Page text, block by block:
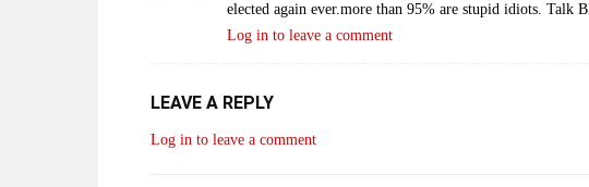
elected again ever.more than 95% are stupid idiots. Talk
Log in to leave a comment
LEAVE A REPLY
Log in to leave a comment